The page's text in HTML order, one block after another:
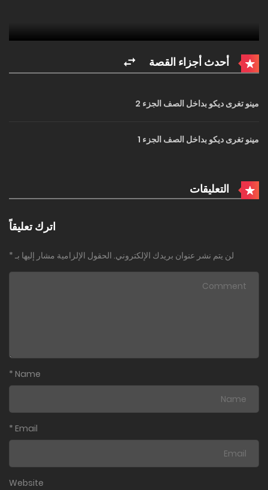
أحدث أجزاء القصة
مينو تغرى ديكو بداخل الصف الجزء 2
مينو تغرى ديكو بداخل الصف الجزء 1
التعليقات
اترك تعليقاً
لن يتم نشر عنوان بريدك الإلكتروني. الحقول الإلزامية مشار إليها بـ *
Name
*
Email
*
Website